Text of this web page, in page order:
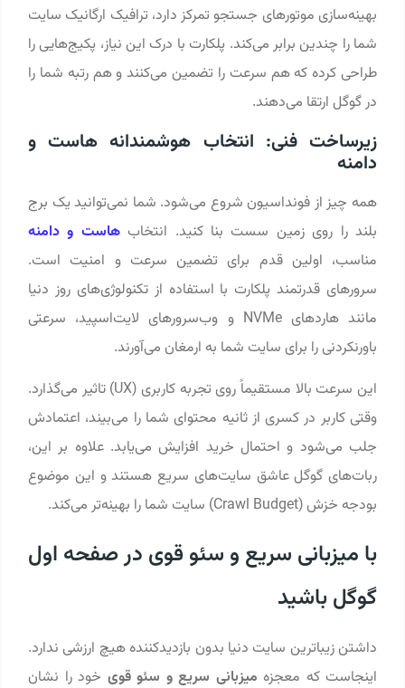
بهینه‌سازی موتورهای جستجو تمرکز دارد، ترافیک ارگانیک سایت
شما را چندین برابر می‌کند. پلکارت با درک این نیاز، پکیج‌هایی را
طراحی کرده که هم سرعت را تضمین می‌کنند و هم رتبه شما را
در گوگل ارتقا می‌دهند.
زیرساخت فنی: انتخاب هوشمندانه هاست و
دامنه
همه چیز از فونداسیون شروع می‌شود. شما نمی‌توانید یک برج
بلند را روی زمین سست بنا کنید. انتخابهاست و دامنه
مناسب، اولین قدم برای تضمین سرعت و امنیت است.
سرورهای قدرتمند پلکارت با استفاده از تکنولوژی‌های روز دنیا
مانند هاردهای NVMe و وب‌سرورهای لایت‌اسپید، سرعتی
باورنکردنی را برای سایت شما به ارمغان می‌آورند.
این سرعت بالا مستقیماً روی تجربه کاربری (UX) تاثیر می‌گذارد.
وقتی کاربر در کسری از ثانیه محتوای شما را می‌بیند، اعتمادش
جلب می‌شود و احتمال خرید افزایش می‌یابد. علاوه بر این،
ربات‌های گوگل عاشق سایت‌های سریع هستند و این موضوع
بودجه خزش (Crawl Budget) سایت شما را بهینه‌تر می‌کند.
با میزبانی سریع و سئو قوی در صفحه اول
گوگل باشید
داشتن زیباترین سایت دنیا بدون بازدیدکننده هیچ ارزشی ندارد.
اینجاست که معجزهمیزبانی سریع و سئو قویخود را نشان